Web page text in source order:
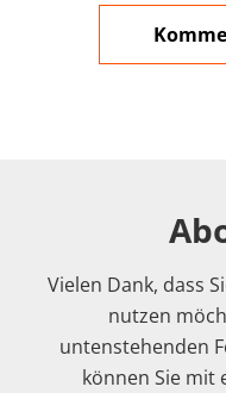
Vielen Dank, dass
nutzen
untenstehenden
können Sie mit